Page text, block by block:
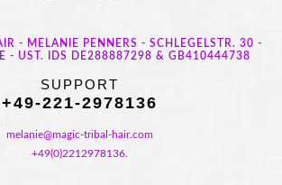
- MELANIE PENNERS - SCHLEGELSTR. 30 -
- UST. IDS DE288887298 & GB410444738
SUPPORT
+49-221-2978136
melanie@magic-tribal-hair.com
+49(0)2212978136.